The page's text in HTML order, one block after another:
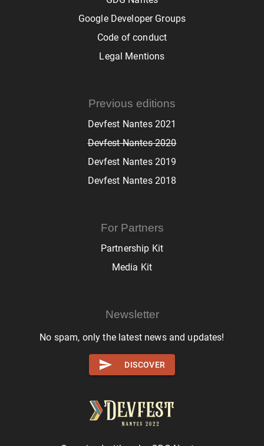
Google Developer Groups
Code of conduct
Legal Mentions
Previous editions
Devfest Nantes 2021
Devfest Nantes 2020
Devfest Nantes 2019
Devfest Nantes 2018
For Partners
Partnership Kit
Media Kit
Newsletter
No spam, only the latest news and updates!
DISCOVER